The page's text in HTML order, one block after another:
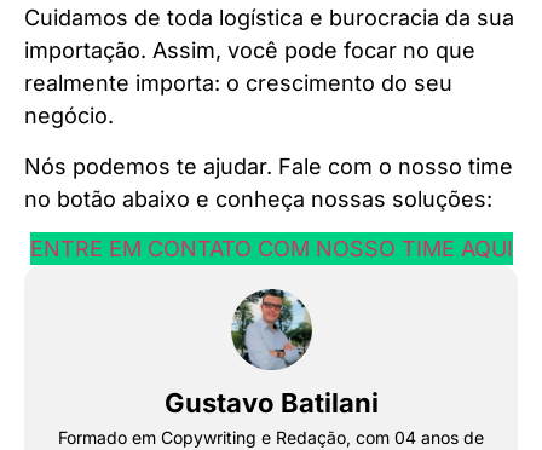
Cuidamos de toda logística e burocracia da sua
importação. Assim, você pode focar no que
realmente importa: o crescimento do seu
negócio.
Nós podemos te ajudar. Fale com o nosso time
no botão abaixo e conheça nossas soluções:
ENTRE EM CONTATO COM NOSSO TIME AQUI
Gustavo Batilani
Formado em Copywriting e Redação, com 04 anos de